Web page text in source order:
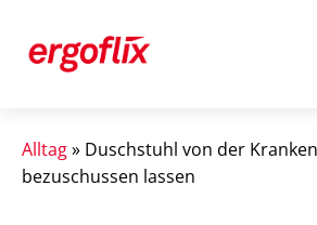
Alltag» Duschstuhl von der
bezuschussen lassen